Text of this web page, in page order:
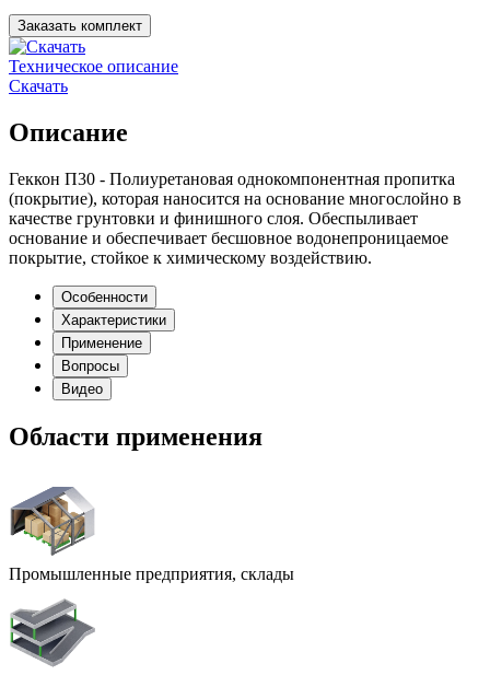
Заказать комплект
Техническое описание
Скачать
Описание
Геккон П30 - Полиуретановая однокомпонентная пропитка
(покрытие), которая наносится на основание многослойно в
качестве грунтовки и финишного слоя. Обеспыливает
основание и обеспечивает бесшовное водонепроницаемое
покрытие, стойкое к химическому воздействию.
Особенности
Характеристики
Применение
Вопросы
Видео
Области применения
Промышленные предприятия, склады